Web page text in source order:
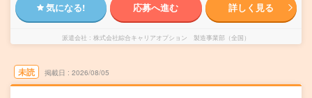
気になる! 応募へ進む 詳しく見る
派遣会社 株式会社綜合キャリアオプション 製造事業部（全国）
未読 掲載日 2026/08/05